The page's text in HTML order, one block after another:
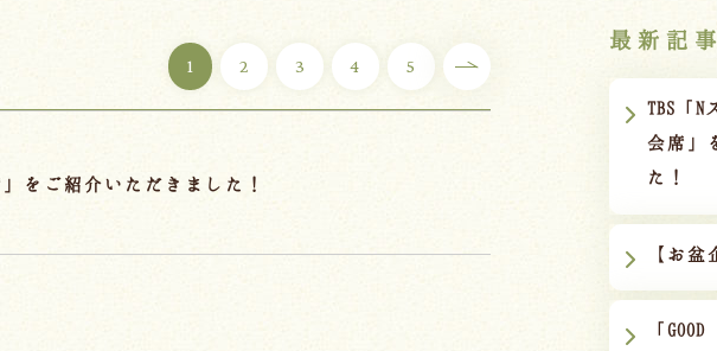
1 2 3 4 5
をご紹介いただきました！
最新記事
TBS「
会席」
た！
【お
「